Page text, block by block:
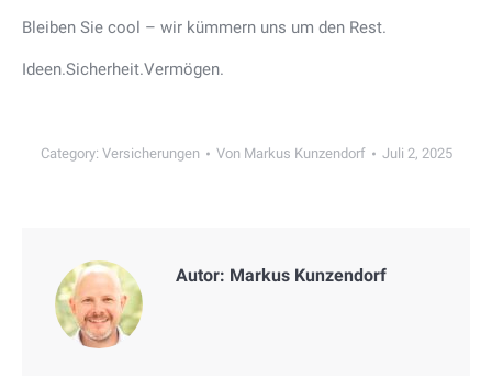
Bleiben Sie cool – wir kümmern uns um den Rest.
Ideen.Sicherheit.Vermögen.
Category: Versicherungen Von Markus Kunzendorf Juli 2, 2025
Autor: Markus Kunzendorf